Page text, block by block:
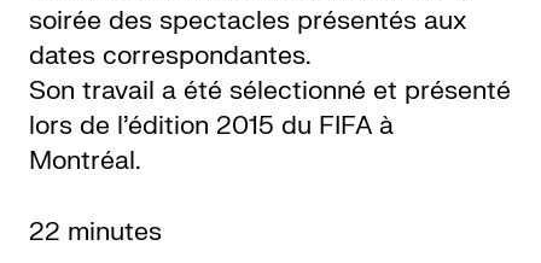
soirée des spectacles présentés aux
dates correspondantes.
Son travail a été sélectionné et présenté
lors de l’édition 2015 du FIFA à
Montréal.
22 minutes